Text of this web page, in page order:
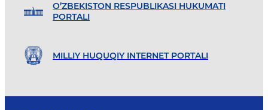
O’ZBEKISTON RESPUBLIKASI HUKUMATI
PORTALI
MILLIY HUQUQIY INTERNET PORTALI